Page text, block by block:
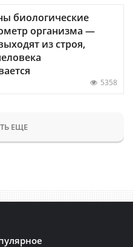
биологические
организма —
из строя,
5358
ЕЩЕ